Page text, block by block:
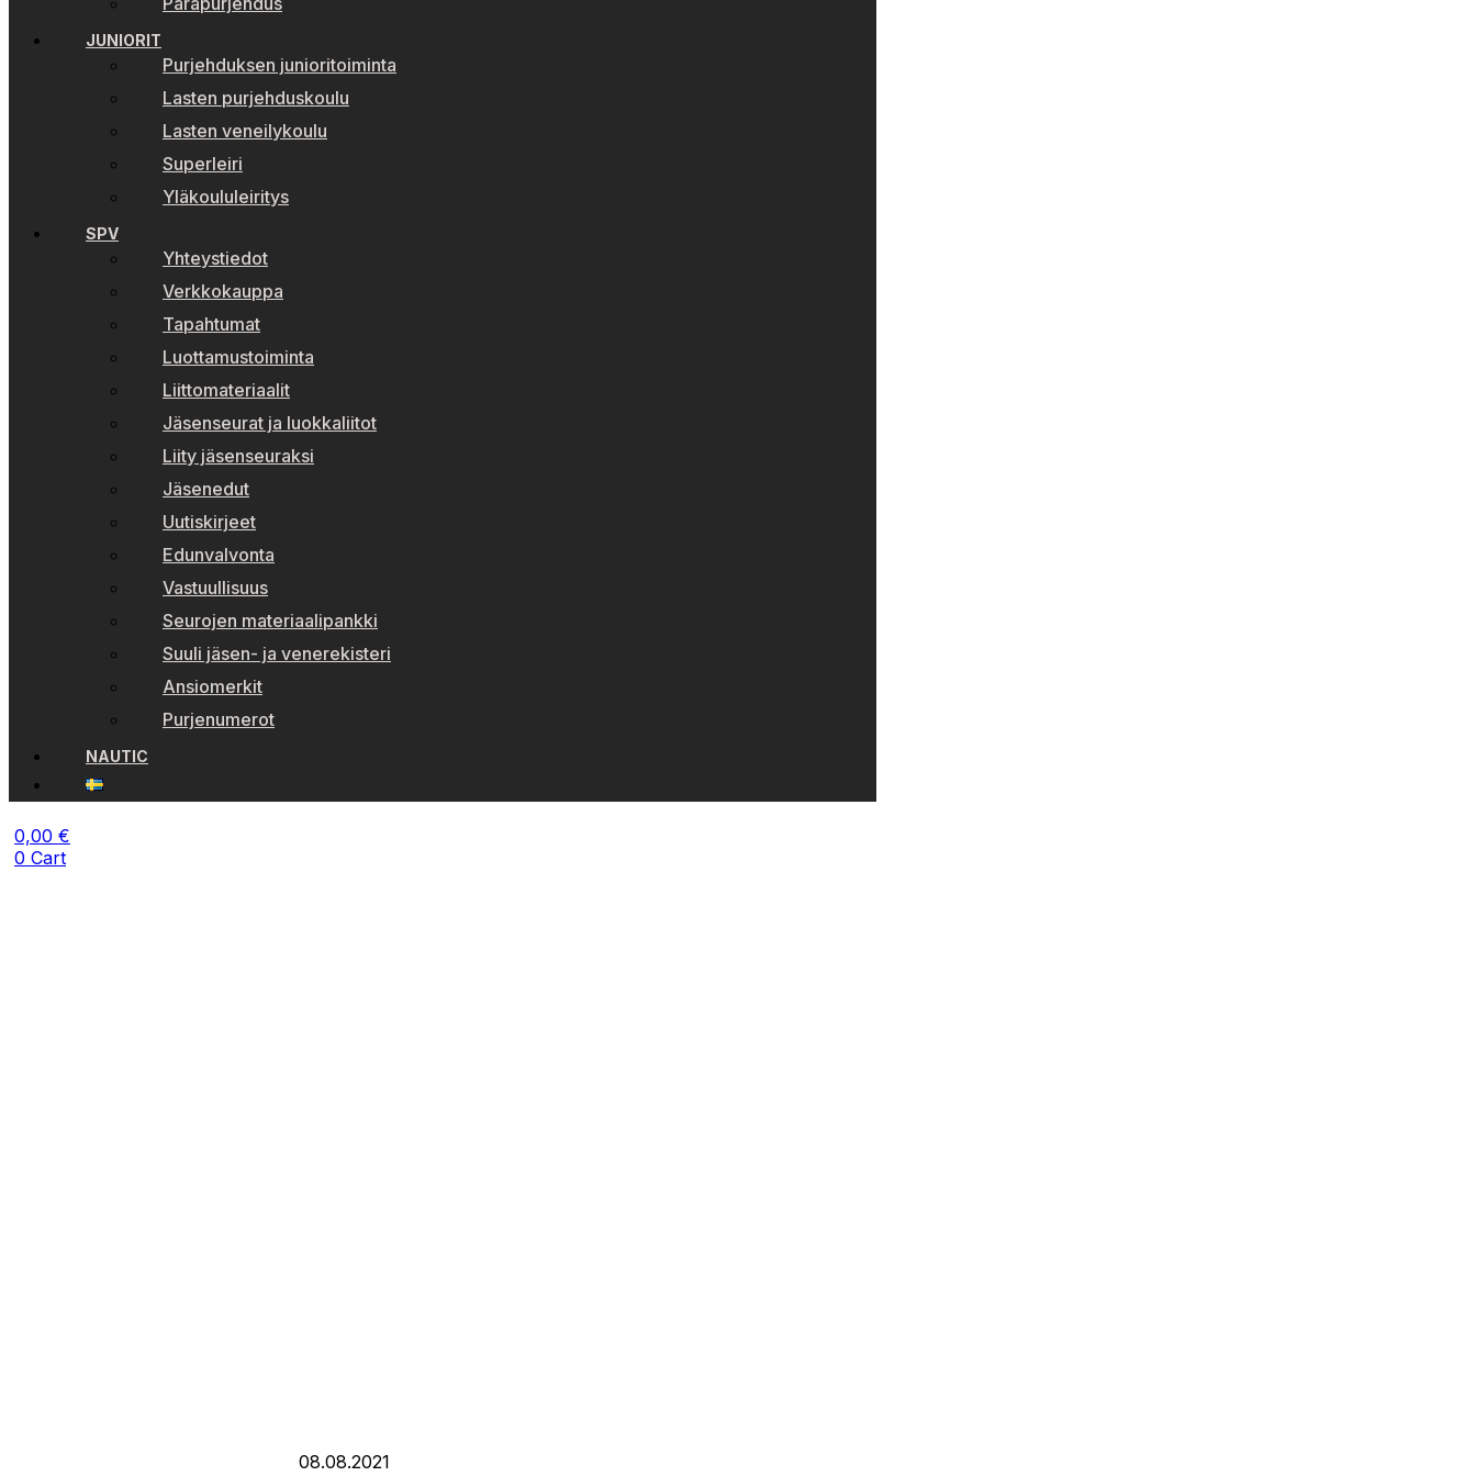
JUNIORIT
Purjehduksen junioritoiminta
Lasten purjehduskoulu
Lasten veneilykoulu
Superleiri
Yläkoululeiritys
SPV
Yhteystiedot
Verkkokauppa
Tapahtumat
Luottamustoiminta
Liittomateriaalit
Jäsenseurat ja luokkaliitot
Liity jäsenseuraksi
Jäsenedut
Uutiskirjeet
Edunvalvonta
Vastuullisuus
Seurojen materiaalipankki
Suuli jäsen- ja venerekisteri
Ansiomerkit
Purjenumerot
NAUTIC
0,00 €
0 Cart
08.08.2021